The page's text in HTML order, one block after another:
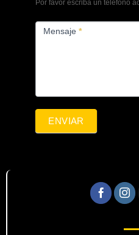
Por favor escriba un teléfono
Mensaje*
ENVIAR